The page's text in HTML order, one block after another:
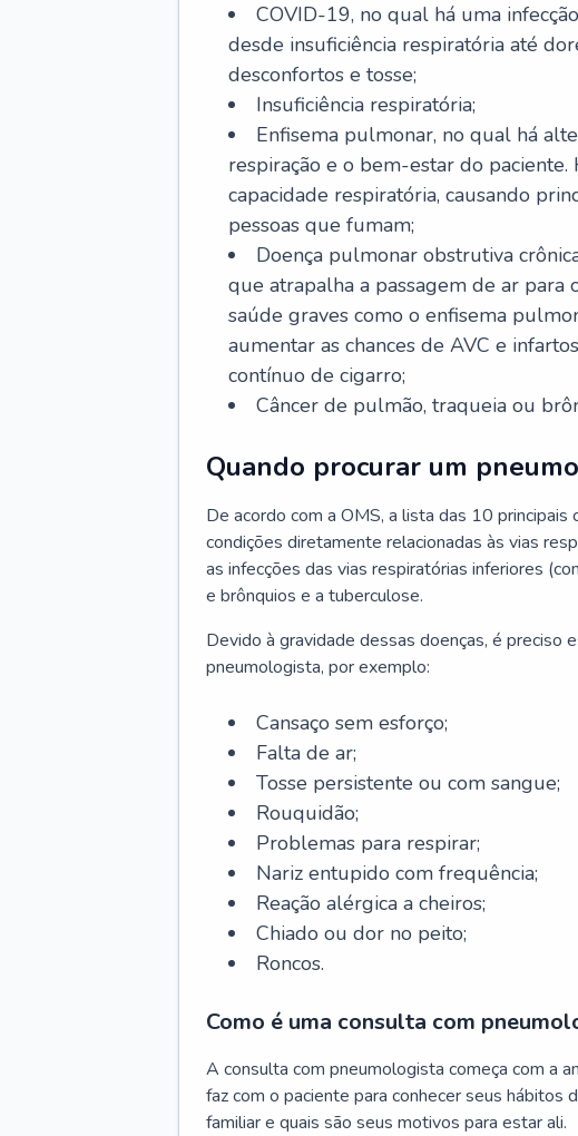
COVID-19, no qual há uma
desde insuficiência respiratória até
desconfortos e tosse;
Insuficiência respiratória;
Enfisema pulmonar, no qual há
respiração e o bem-estar do
capacidade respiratória, causando
pessoas que fumam;
Doença pulmonar obstrutiva
que atrapalha a passagem de ar
saúde graves como o enfisema
aumentar as chances de AVC e
contínuo de cigarro;
Câncer de pulmão, traqueia ou
Quando procurar um
De acordo com a OMS, a lista das 10 principais
condições diretamente relacionadas às vias
as infecções das vias respiratórias inferiores
e brônquios e a tuberculose.
Devido à gravidade dessas doenças, é preciso
pneumologista, por exemplo:
Cansaço sem esforço;
Falta de ar;
Tosse persistente ou com sangue;
Rouquidão;
Problemas para respirar;
Nariz entupido com frequência;
Reação alérgica a cheiros;
Chiado ou dor no peito;
Roncos.
Como é uma consulta com
A consulta com pneumologista começa com a
faz com o paciente para conhecer seus hábitos
familiar e quais são seus motivos para estar ali.